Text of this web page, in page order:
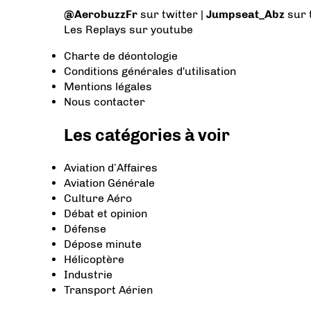
@AerobuzzFr sur twitter | Jumpseat_Abz sur
Les Replays sur youtube
Charte de déontologie
Conditions générales d'utilisation
Mentions légales
Nous contacter
Les catégories à voir
Aviation d’Affaires
Aviation Générale
Culture Aéro
Débat et opinion
Défense
Dépose minute
Hélicoptère
Industrie
Transport Aérien